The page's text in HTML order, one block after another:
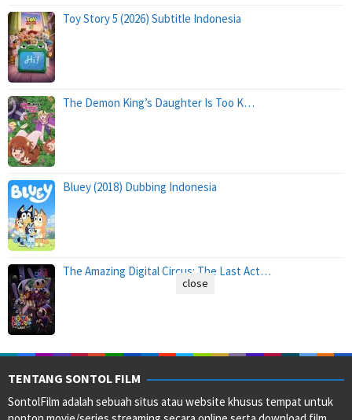
Toy Story 5 (2026) Subtitle Indonesia
The Demon King’s Daughter Is Too K…
Bluey (2018) Dubbing Indonesia
The Amazing Digital Circus: The Last Act…
TENTANG SONTOL FILM
SontolFilm adalah sebuah situs atau website khusus tempat untuk
close